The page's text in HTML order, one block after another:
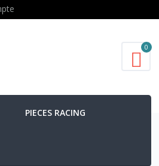
0
PIECES RACING